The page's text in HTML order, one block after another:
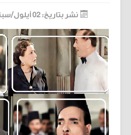
نشر بتاريخ: 02 أيلول/سبتمبر 2021